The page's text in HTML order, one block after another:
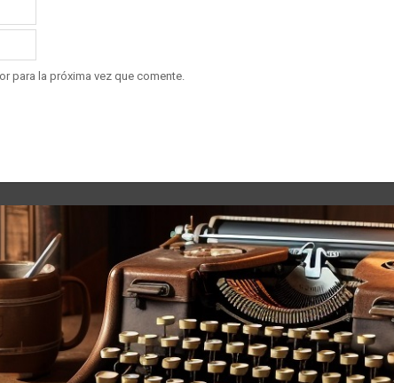
para la próxima vez que comente.